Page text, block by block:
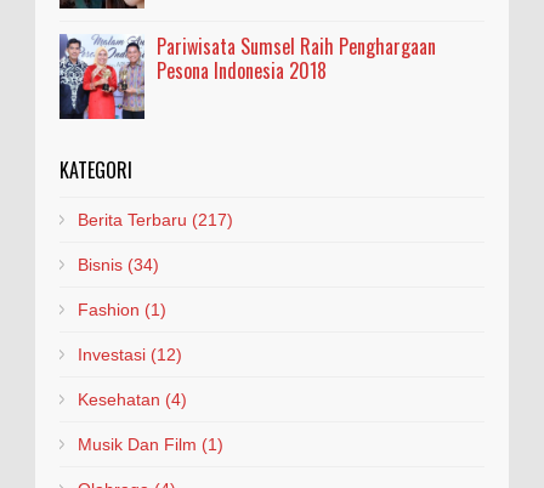
Pariwisata Sumsel Raih Penghargaan
Pesona Indonesia 2018
KATEGORI
Berita Terbaru (217)
Bisnis (34)
Fashion (1)
Investasi (12)
Kesehatan (4)
Musik Dan Film (1)